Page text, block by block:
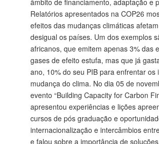
âmbito de financiamento, adaptação e
Relatórios apresentados na COP26
efeitos das mudanças climáticas
desigual os países. Um dos exemplos
africanos, que emitem apenas 3% das
gases de efeito estufa, mas que já
ano, 10% do seu PIB para enfrentar os
mudança do clima. No dia 05 de
evento “Building Capacity for Carbon
apresentou experiências e lições
cursos de pós graduação e
internacionalização e intercâmbios
e falou sobre a importância de